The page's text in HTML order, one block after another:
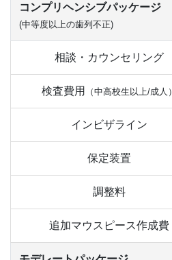
コンプリヘンシブパッケージ
(中等度以上の歯列不正)
相談・カウンセリング
検査費用 （中高校生以上/成人）
インビザライン
保定装置
調整料
追加マウスピース作成費